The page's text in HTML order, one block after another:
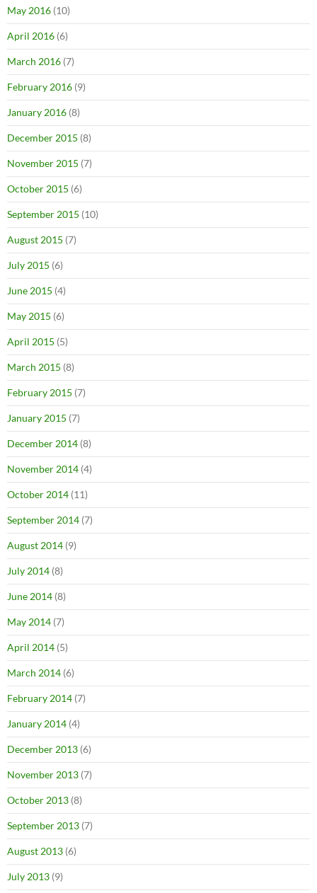
May 2016 (10)
April 2016 (6)
March 2016 (7)
February 2016 (9)
January 2016 (8)
December 2015 (8)
November 2015 (7)
October 2015 (6)
September 2015 (10)
August 2015 (7)
July 2015 (6)
June 2015 (4)
May 2015 (6)
April 2015 (5)
March 2015 (8)
February 2015 (7)
January 2015 (7)
December 2014 (8)
November 2014 (4)
October 2014 (11)
September 2014 (7)
August 2014 (9)
July 2014 (8)
June 2014 (8)
May 2014 (7)
April 2014 (5)
March 2014 (6)
February 2014 (7)
January 2014 (4)
December 2013 (6)
November 2013 (7)
October 2013 (8)
September 2013 (7)
August 2013 (6)
July 2013 (9)